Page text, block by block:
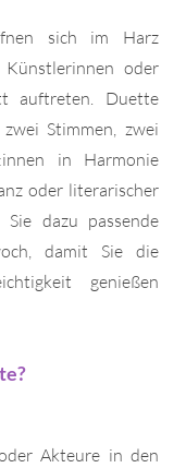
sich im Harz
oder
auftreten. Duette
Stimmen, zwei
in Harmonie
oder literarischer
dazu passende
damit Sie die
genießen
Akteure in den